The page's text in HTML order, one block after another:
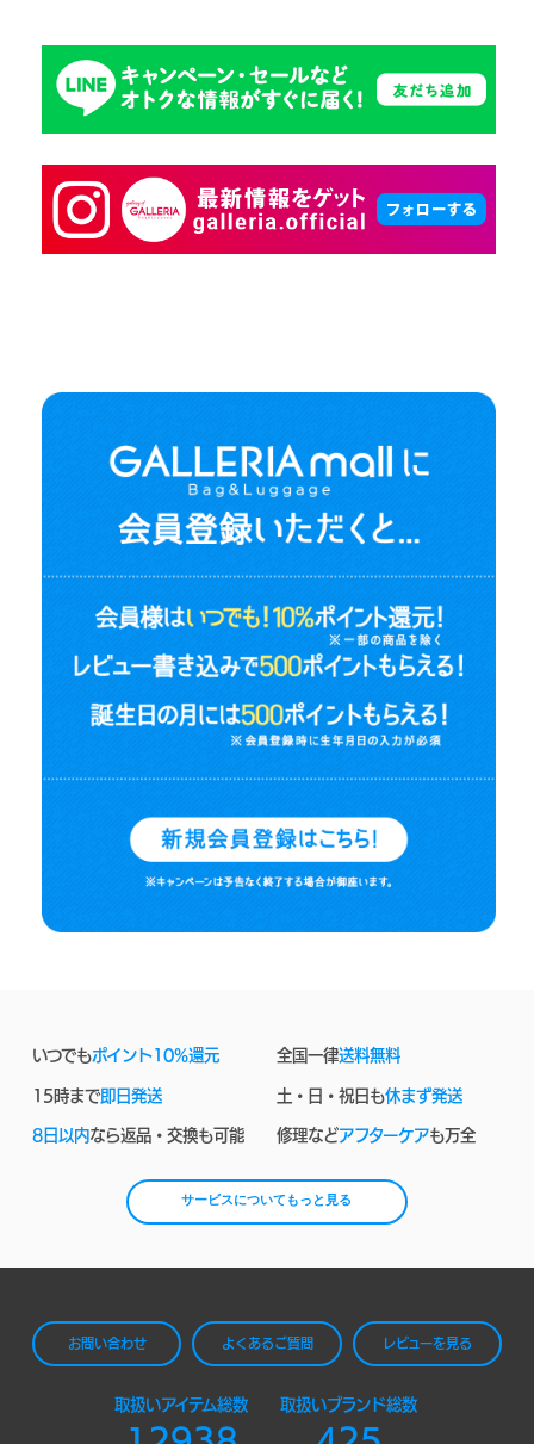
いつでもポイント10%還元 全国一律送料無料
15時まで即日発送 土・日・祝日も休まず発送
8日以内なら返品・交換も可能 修理などアフターケアも万全
サービスについてもっと見る
お問い合わせ よくあるご質問 レビューを見る
取扱いアイテム総数 取扱いブランド総数